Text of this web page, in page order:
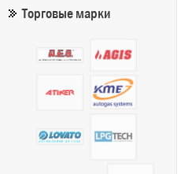
Торговые марки